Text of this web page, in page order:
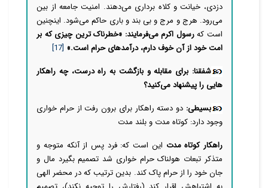
دزدی، خیانت و کلاه برداری می‌دهند. امنیت جامعه از بین
می‌رود. هرج و مرج و بی بند و باری حاکم می‌شود. اینچنین
است کهرسول اکرم می‌فرمایند: «خطرناک ترین چیزی كه بر
امت خود از آن خوف دارم، درآمدهای حرام است.» [17]
شفقنا: برای مقابله و بازگشت به راه درست، چه راهکار
هایی را پیشنهاد می‌کنید؟
بسیطی: دو دسته راهکار برای برون رفت از حرام خواری
وجود دارد: کوتاه مدت و بلند مدت
راهکار کوتاه مدت این است که: فرد پس از آنکه متوجه و
متذکر تبعات هولناک حرام خواری شد تصمیم بگیرد مال و
جان خود را از حرام پاک کند. بدین ترتیب که در محضر الهی